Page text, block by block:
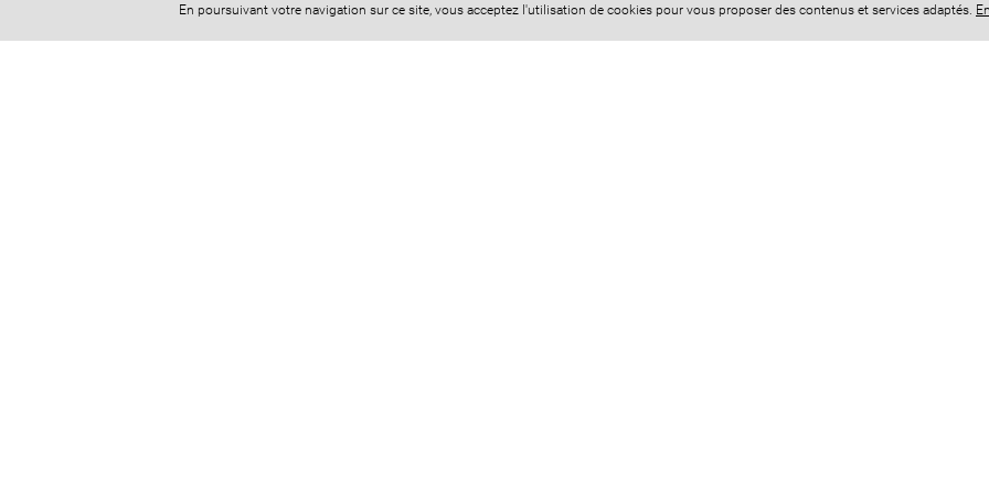
Aucun commentaire n'a été déposé,
En poursuivant votre navigation sur ce site, vous acceptez l'utilisation de cookies pour vous proposer des contenus et services adaptés.